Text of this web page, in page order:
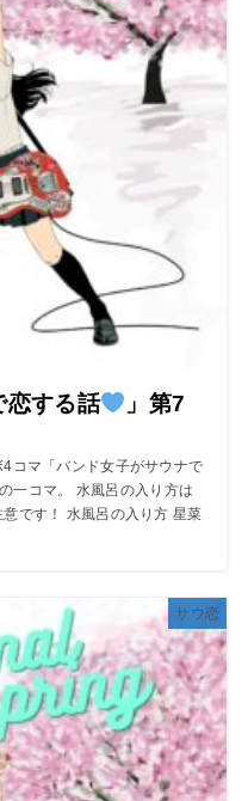
恋する話
」第7
コマ「バンド女子がサウナで
一コマ。 水風呂の入り方は
です！ 水風呂の入り方 星菜
サウ恋